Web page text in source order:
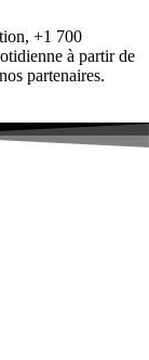
+1 700
à partir de
partenaires.